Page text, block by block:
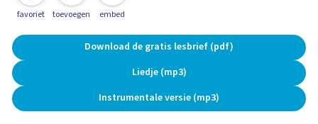
favoriet toevoegen embed
Download de gratis lesbrief (pdf)
Liedje (mp3)
Instrumentale versie (mp3)